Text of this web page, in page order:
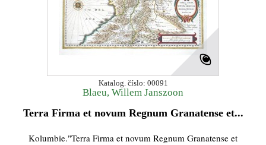
Katalog. číslo: 00091
Blaeu, Willem Janszoon
Terra Firma et novum Regnum Granatense et...
Kolumbie."Terra Firma et novum Regnum Granatense et